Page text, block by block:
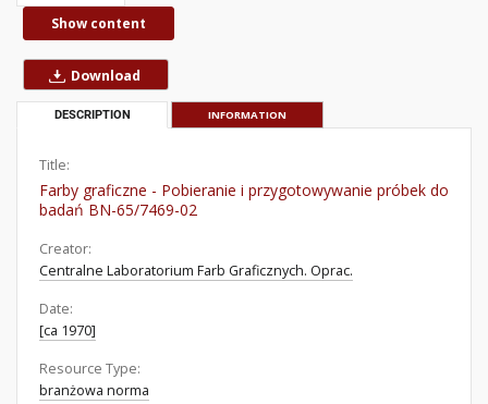
Show content
Download
DESCRIPTION INFORMATION
Title:
Farby graficzne - Pobieranie i przygotowywanie próbek do
badań BN-65/7469-02
Creator:
Centralne Laboratorium Farb Graficznych. Oprac.
Date:
[ca 1970]
Resource Type:
branżowa norma